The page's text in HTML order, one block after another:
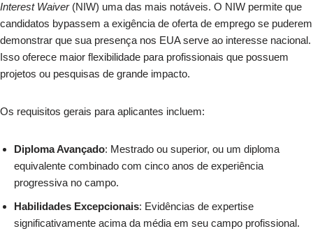
Interest Waiver(NIW) uma das mais notáveis. O NIW permite que
candidatos bypassem a exigência de oferta de emprego se puderem
demonstrar que sua presença nos EUA serve ao interesse nacional.
Isso oferece maior flexibilidade para profissionais que possuem
projetos ou pesquisas de grande impacto.
Os requisitos gerais para aplicantes incluem:
Diploma Avançado: Mestrado ou superior, ou um diploma
equivalente combinado com cinco anos de experiência
progressiva no campo.
Habilidades Excepcionais: Evidências de expertise
significativamente acima da média em seu campo profissional.